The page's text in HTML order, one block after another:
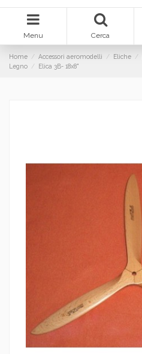
Menu Cerca
Home Accessori aeromodelli Eliche
Legno
Elica 3B- 18x8"